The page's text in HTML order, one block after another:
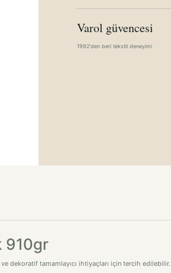
Varol güvencesi
1992'den beri tekstil deneyimi
910gr
dekoratif tamamlayıcı ihtiyaçları için tercih